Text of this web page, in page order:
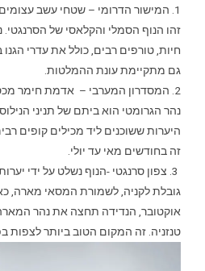
1. המישור הדרומי – שטחי עשב
זהו הנוף הסמלי והקלאסי של הסרנגטי.
חיות, טורפים רבים, כולל את עדרי
גם מתקיימת עונת ההמלטות.
2. המסדרון המערבי – אדמת חימר
נהר הגרומטי הוא ביתם של תניני
היערות ששוכנים ליד מכילים קופים
זה בחודשים מאי עד יולי.
3. צפון סרנגטי -הנוף נשלט על ידי
גובלת לקניה, לשמורת המסאי מארה,
אוקטובר, הנדידה תחצה את נהר
טנזניה. זה המקום הטוב ביותר לצפות